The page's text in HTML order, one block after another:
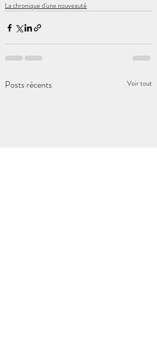
La chronique d'une nouveauté
Posts récents Voir tout